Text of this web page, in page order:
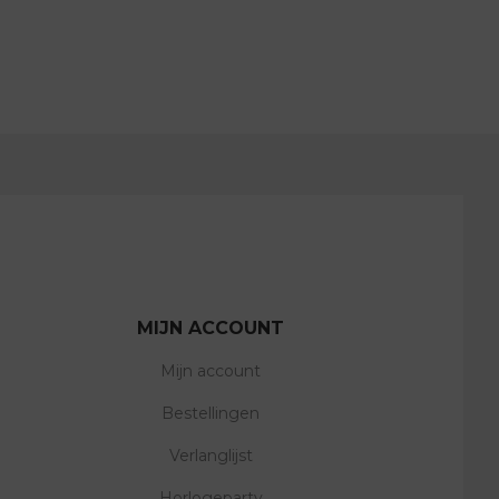
MIJN ACCOUNT
Mijn account
Bestellingen
Verlanglijst